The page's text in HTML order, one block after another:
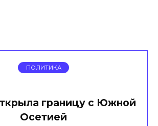
ПОЛИТИКА
границу с Южной
Осетией